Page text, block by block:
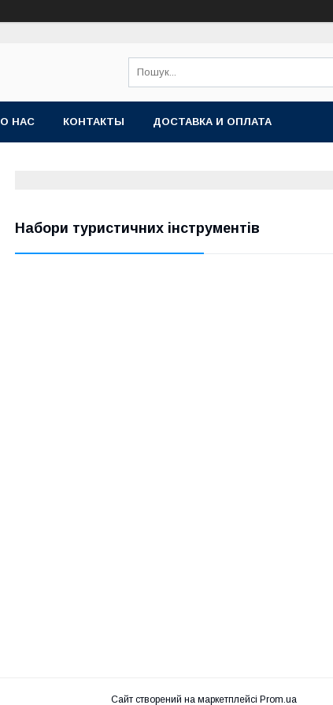
О НАС КОНТАКТЫ ДОСТАВКА И ОПЛАТА
Набори туристичних інструментів
Сайт створений на маркетплейсі Prom.ua